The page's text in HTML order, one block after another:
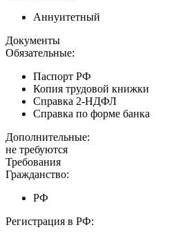
Аннуитетный
Документы
Обязательные:
Паспорт РФ
Копия трудовой книжки
Справка 2-НДФЛ
Справка по форме банка
Дополнительные:
не требуются
Требования
Гражданство:
РФ
Регистрация в РФ: